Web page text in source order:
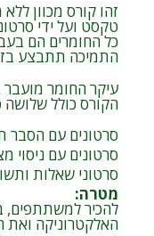
זהו קורס מכוון
טקסט ועל ידי
כל החומרים הם בעברית
התמיכה תתבצע
עיקר החומר מועבר
הקורס כולל שלושה
סרטונים עם הסבר
סרטונים עם ניסוי
סרטוני שאלות
מטרה:
להכיר למשתתפים,
האלקטרוניקה ואת